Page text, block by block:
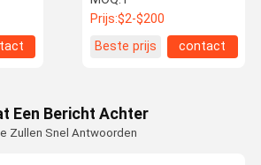
Heavy Duty
Prijs:$2-$200
Beste prijs
contact
Een Bericht Achter
Zullen Snel Antwoorden